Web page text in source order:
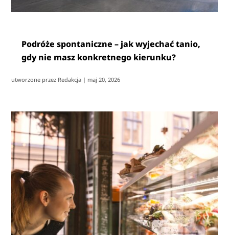
Podróże spontaniczne – jak wyjechać tanio,
gdy nie masz konkretnego kierunku?
utworzone przez Redakcja | maj 20, 2026